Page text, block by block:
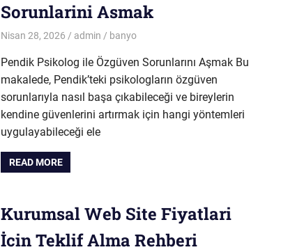
Sorunlarini Asmak
Nisan 28, 2026 admin banyo
Pendik Psikolog ile Özgüven Sorunlarını Aşmak Bu
makalede, Pendik’teki psikologların özgüven
sorunlarıyla nasıl başa çıkabileceği ve bireylerin
kendine güvenlerini artırmak için hangi yöntemleri
uygulayabileceği ele
READ MORE
Kurumsal Web Site Fiyatlari
İcin Teklif Alma Rehberi